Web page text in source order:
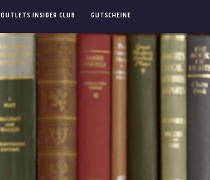
OUTLETS INSIDER CLUB GUTSCHEINE